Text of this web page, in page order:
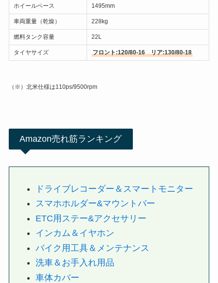
ホイールベース 1495mm
車両重量（乾燥） 228kg
燃料タンク容量 22L
タイヤサイズ フロント:120/80-16 リア:130/80-18
（※）北米仕様は110ps/9500rpm
Amazon売れ筋ランキング
ドライブレコーダー＆スマートモニター
スマホホルダー&マウントバー
ETC用ステー&アクセサリー
インカム＆イヤホン
バイク用工具＆メンテナンス
洗車＆お手入れ用品
車体カバー